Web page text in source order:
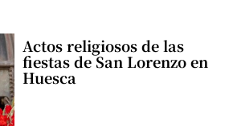
Actos religiosos de las
fiestas de San Lorenzo en
Huesca